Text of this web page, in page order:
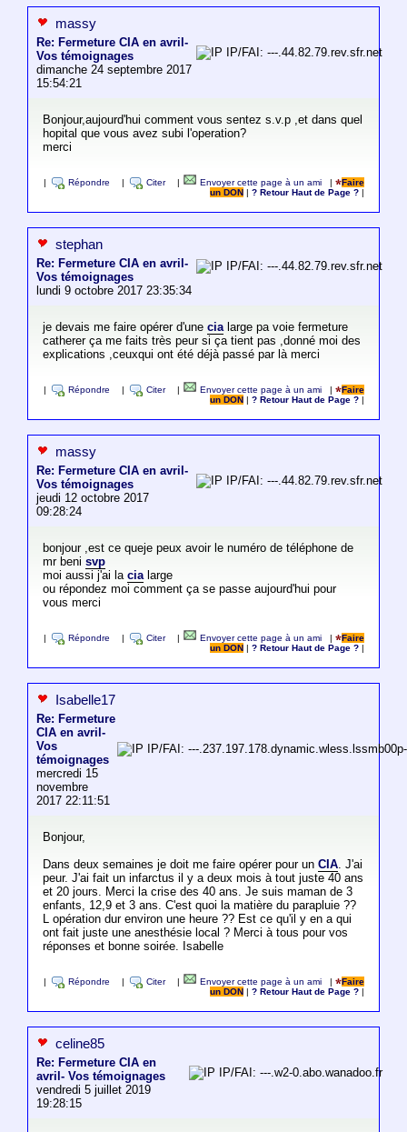
massy
Re: Fermeture CIA en avril-
Vos témoignages
dimanche 24 septembre 2017
15:54:21
IP/FAI: ---.44.82.79.rev.sfr.net
Bonjour,aujourd'hui comment vous sentez s.v.p ,et dans quel
hopital que vous avez subi l'operation?
merci
Répondre Citer Envoyer cette page à un ami |
Faire
un DON
|? Retour Haut de Page ?
stephan
Re: Fermeture CIA en avril-
Vos témoignages
lundi 9 octobre 2017 23:35:34
IP/FAI: ---.44.82.79.rev.sfr.net
je devais me faire opérer d'une cialarge pa voie fermeture
catherer ça me faits très peur si ça tient pas ,donné moi des
explications ,ceuxqui ont été déjà passé par là merci
Répondre Citer Envoyer cette page à un ami |
Faire
un DON
|? Retour Haut de Page ?
massy
Re: Fermeture CIA en avril-
Vos témoignages
jeudi 12 octobre 2017
09:28:24
IP/FAI: ---.44.82.79.rev.sfr.net
bonjour ,est ce queje peux avoir le numéro de téléphone de
mr beni svp
moi aussi j'ai la cialarge
ou répondez moi comment ça se passe aujourd'hui pour
vous merci
Répondre Citer Envoyer cette page à un ami |
Faire
un DON
|? Retour Haut de Page ?
Isabelle17
Re: Fermeture
CIA en avril-
Vos
témoignages
mercredi 15
novembre
2017 22:11:51
IP/FAI: ---
Bonjour,
Dans deux semaines je doit me faire opérer pour un CIA. J'ai
peur. J'ai fait un infarctus il y a deux mois à tout juste 40 ans
et 20 jours. Merci la crise des 40 ans. Je suis maman de 3
enfants, 12,9 et 3 ans. C'est quoi la matière du parapluie ??
L opération dur environ une heure ?? Est ce qu'il y en a qui
ont fait juste une anesthésie local ? Merci à tous pour vos
réponses et bonne soirée. Isabelle
Répondre Citer Envoyer cette page à un ami |
Faire
un DON
|? Retour Haut de Page ?
celine85
Re: Fermeture CIA en
avril- Vos témoignages
vendredi 5 juillet 2019
19:28:15
IP/FAI: ---.w2-0.abo.wanadoo.fr